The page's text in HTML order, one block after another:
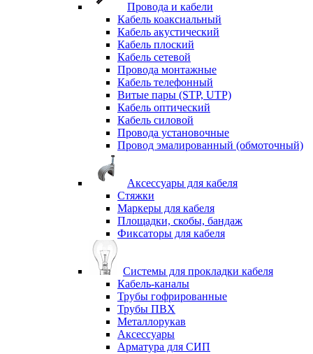
Провода и кабели
Кабель коаксиальный
Кабель акустический
Кабель плоский
Кабель сетевой
Провода монтажные
Кабель телефонный
Витые пары (STP, UTP)
Кабель оптический
Кабель силовой
Провода установочные
Провод эмалированный (обмоточный)
Аксессуары для кабеля
Стяжки
Маркеры для кабеля
Площадки, скобы, бандаж
Фиксаторы для кабеля
Системы для прокладки кабеля
Кабель-каналы
Трубы гофрированные
Трубы ПВХ
Металлорукав
Аксессуары
Арматура для СИП